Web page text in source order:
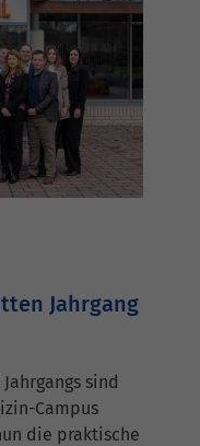
Jahrgang
sind
Campus
die praktische